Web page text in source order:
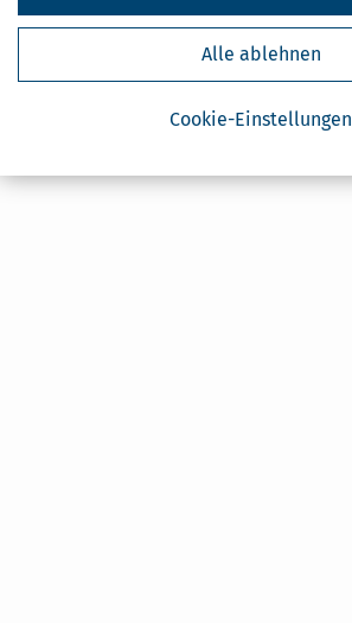
Cookie-Einstellungen
Alle ablehnen
Ja, ich möchte die kostenlosen Newsletter
habe ich gelesen.
Meine Einwilligung kann ich jederzeit durch
Abbestellung des Newsletters widerrufen.